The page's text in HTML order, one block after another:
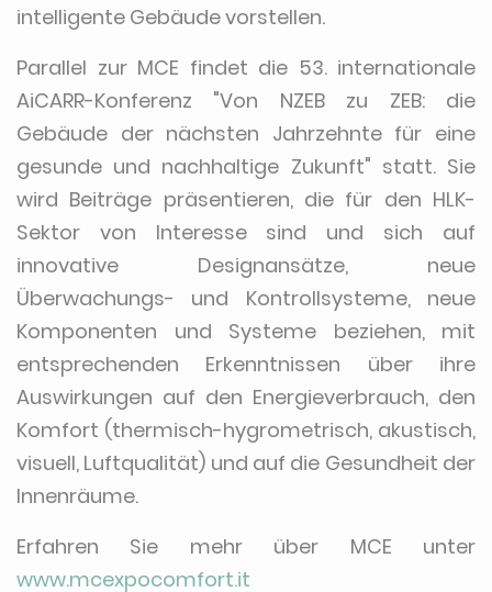
intelligente Gebäude vorstellen.
Parallel zur MCE findet die 53. internationale
AiCARR-Konferenz "Von NZEB zu ZEB: die
Gebäude der nächsten Jahrzehnte für eine
gesunde und nachhaltige Zukunft" statt. Sie
wird Beiträge präsentieren, die für den HLK-
Sektor von Interesse sind und sich auf
innovative Designansätze, neue
Überwachungs- und Kontrollsysteme, neue
Komponenten und Systeme beziehen, mit
entsprechenden Erkenntnissen über ihre
Auswirkungen auf den Energieverbrauch, den
Komfort (thermisch-hygrometrisch, akustisch,
visuell, Luftqualität) und auf die Gesundheit der
Innenräume.
Erfahren Sie mehr über MCE unter
www.mcexpocomfort.it